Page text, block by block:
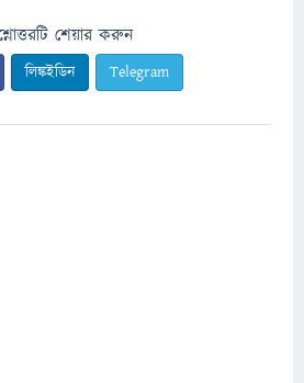
শেয়ার করুন
লিঙ্কইডিন Telegram